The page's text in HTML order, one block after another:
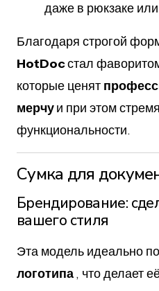
даже в рюкзаке
Благодаря строгой
HotDocстал
которые ценят
мерчуи при этом
функциональности.
Сумка для
Брендирование:
вашего стиля
Эта модель идеально
логотипа, что делает